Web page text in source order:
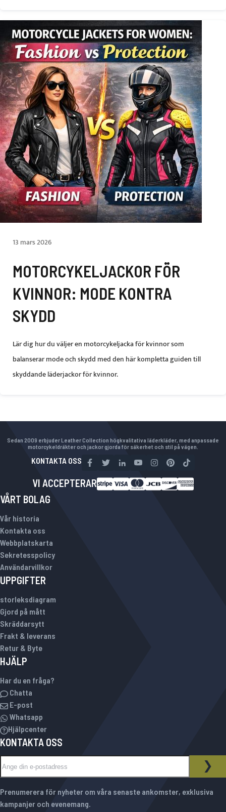
13 mars 2026
MOTORCYKELJACKOR FÖR
KVINNOR: MODE KONTRA
SKYDD
Lär dig hur du väljer en motorcykeljacka för kvinnor som
balanserar mode och skydd med den här kompletta guiden till
skyddande läderjackor för kvinnor.
Sedan 2009 erbjuder Leather Collection högkvalitativa läderkläder, med anpassade
motorcykeldräkter och jackor gjorda för säkerhet och stil på vägen.
KONTAKTA OSS
VI ACCEPTERAR
VÅRT BOLAG
Vår historia
Kontakta oss
Webbplatskarta
Sekretesspolicy
Användarvillkor
UPPGIFTER
storleksdiagram
Gjord på mått
Skräddarsytt
Frakt & leverans
Retur & Byte
HJÄLP
Har du en fråga?
Chatta
E-post
Whatsapp
Hjälpcenter
KONTAKTA OSS
NYHETSBREV
Prenumerera för nyheter om våra senaste ankomster, exklusiva
kampanjer och evenemang.